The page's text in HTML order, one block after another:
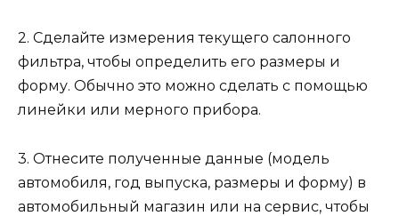
2. Сделайте измерения текущего салонного
фильтра, чтобы определить его размеры и
форму. Обычно это можно сделать с помощью
линейки или мерного прибора.
3. Отнесите полученные данные (модель
автомобиля, год выпуска, размеры и форму) в
автомобильный магазин или на сервис, чтобы